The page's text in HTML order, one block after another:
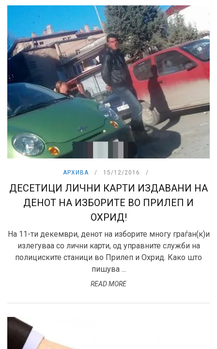
АРХИВА 15/12/2016
ДЕСЕТИЦИ ЛИЧНИ КАРТИ ИЗДАВАНИ НА
ДЕНОТ НА ИЗБОРИТЕ ВО ПРИЛЕП И
ОХРИД!
На 11-ти декември, денот на изборите многу граѓан(к)и
излегуваa со лични карти, од управните служби на
полициските станици во Прилеп и Охрид. Како што
пишува ...
READ MORE